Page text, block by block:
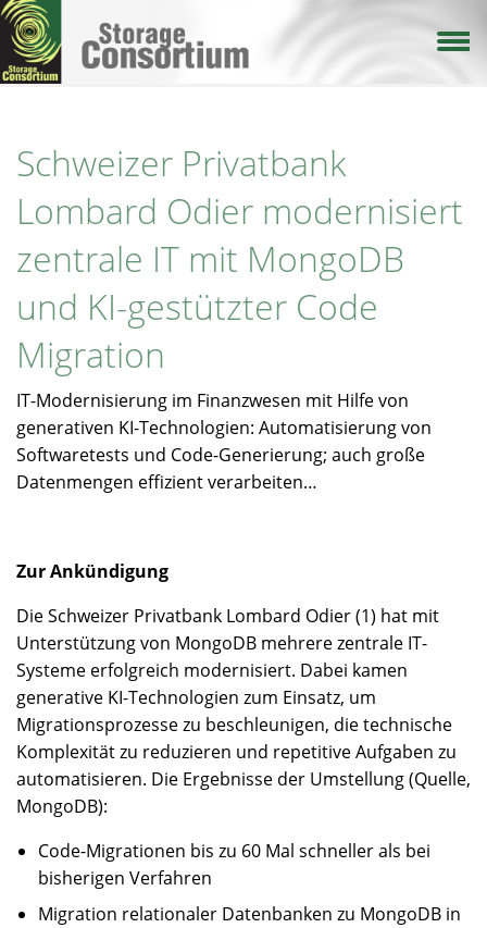
Direkt
zum
Inhalt
Schweizer Privatbank
Lombard Odier modernisiert
zentrale IT mit MongoDB
und KI-gestützter Code
Migration
IT-Modernisierung im Finanzwesen mit Hilfe von
generativen KI-Technologien: Automatisierung von
Softwaretests und Code-Generierung; auch große
Datenmengen effizient verarbeiten…
Zur Ankündigung
Die Schweizer Privatbank Lombard Odier (1) hat mit
Unterstützung von MongoDB mehrere zentrale IT-
Systeme erfolgreich modernisiert. Dabei kamen
generative KI-Technologien zum Einsatz, um
Migrationsprozesse zu beschleunigen, die technische
Komplexität zu reduzieren und repetitive Aufgaben zu
automatisieren. Die Ergebnisse der Umstellung (Quelle,
MongoDB):
Code-Migrationen bis zu 60 Mal schneller als bei
bisherigen Verfahren
Migration relationaler Datenbanken zu MongoDB in